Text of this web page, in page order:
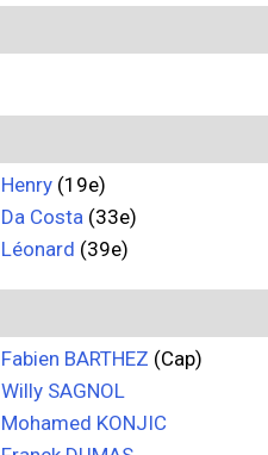
Henry (19e)
Da Costa (33e)
Léonard (39e)
Fabien BARTHEZ (Cap)
Willy SAGNOL
Mohamed KONJIC